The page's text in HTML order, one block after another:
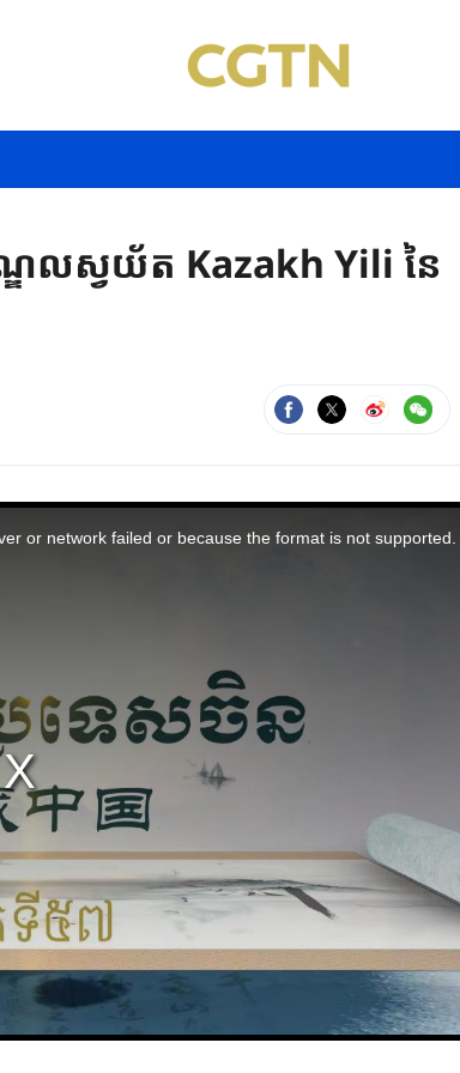
លស្វយ័ត Kazakh Yili នៃ
or network failed or because the format is not supported.